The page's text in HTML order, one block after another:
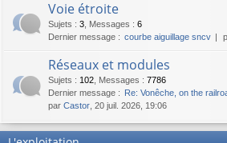
Voie étroite
Sujets : 3 Messages : 6
Dernier message : courbe aiguillage sncv
Réseaux et modules
Sujets : 102 Messages : 7786
Dernier message : Re: Vonêche, on the
par Castor , 20 juil. 2026, 19:06